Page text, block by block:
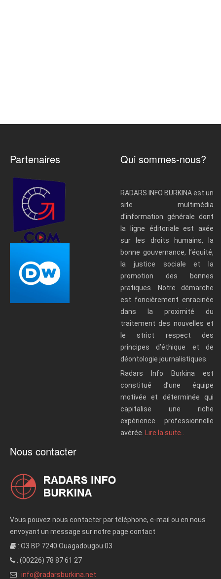
Partenaires Qui sommes-nous?
RADARS INFO BURKINA est un
site multimédia
d’information générale dont
la ligne éditoriale est axée
sur les droits humains, la
bonne gouvernance, l’équité,
la justice sociale et la
promotion des bonnes
pratiques. Notre démarche
est foncièrement enracinée
dans la proximité du
traitement des nouvelles et
le strict respect des
principes d’éthique et de
déontologie journalistiques.
Radars Info Burkina est
constitué d’une équipe
motivée et déterminée qui
capitalise une riche
expérience professionnelle
avérée. Lire la suite..
Nous contacter
Vous pouvez nous contacter par téléphone, e-mail ou en nous
envoyant un message sur notre page contact
: O3 BP 7240 Ouagadougou 03
: (00226) 78 87 61 27
: info@radarsburkina.net